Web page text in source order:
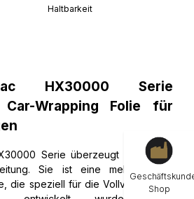
HX30000 Serie
Wrapping Folie für
Serie überzeugt durch ihre
Sie ist eine mehrschichtig
die speziell für die Vollverklebung
Haltbarkeit
Shop